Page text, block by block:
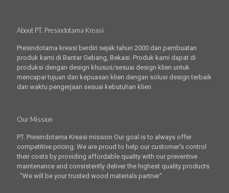
About PT. Presindotama Kreasi
Presindotama kreasi berdiri sejak tahun 2000 dan pembuatan
produk kami di Bantar Gebang, Bekasi. Produk kami dapat di
produksi dengan design khusus/sesuai design klien untuk
mencapai tujuan dan kepuasan klien dengan solusi design terbaik
dan waktu pengerjaan sesuai kebutuhan klien.
Our Mission
PT. Presindotama Kreasi mission Our goal is to always offer
competitive pricing. We are proud to help our customer's control
their costs by providing affordable quality with our preventive
maintenance and consistently deliver the highest quality products
. "We will be your trusted wood materials partner"